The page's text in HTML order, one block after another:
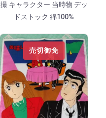
撮 キャラクター 当時物 デッ
ドストック 綿100%
売切御免